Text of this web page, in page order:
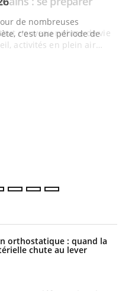
de nombreuses
c'est une période de
orthostatique : quand la
chute au lever